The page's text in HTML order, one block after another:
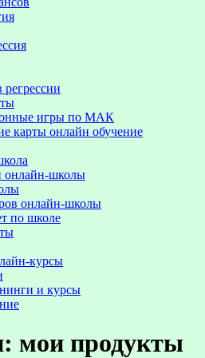
регрессии
игры по МАК
карты онлайн обучение
онлайн-школы
онлайн-школы
по школе
курсы
и курсы
мои продукты